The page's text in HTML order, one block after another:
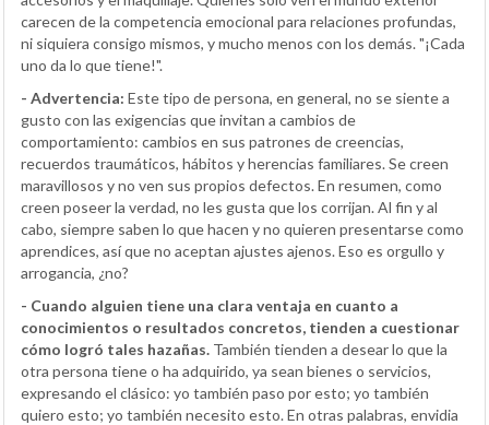
carecen de la competencia emocional para relaciones profundas,
ni siquiera consigo mismos, y mucho menos con los demás. "¡Cada
uno da lo que tiene!".
- Advertencia: Este tipo de persona, en general, no se siente a
gusto con las exigencias que invitan a cambios de
comportamiento: cambios en sus patrones de creencias,
recuerdos traumáticos, hábitos y herencias familiares. Se creen
maravillosos y no ven sus propios defectos. En resumen, como
creen poseer la verdad, no les gusta que los corrijan. Al fin y al
cabo, siempre saben lo que hacen y no quieren presentarse como
aprendices, así que no aceptan ajustes ajenos. Eso es orgullo y
arrogancia, ¿no?
- Cuando alguien tiene una clara ventaja en cuanto a
conocimientos o resultados concretos, tienden a cuestionar
cómo logró tales hazañas. También tienden a desear lo que la
otra persona tiene o ha adquirido, ya sean bienes o servicios,
expresando el clásico: yo también paso por esto; yo también
quiero esto; yo también necesito esto. En otras palabras, envidia